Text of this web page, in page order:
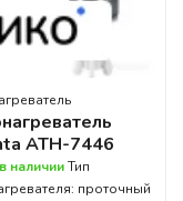
ATH-7446
наличииТип
проточный